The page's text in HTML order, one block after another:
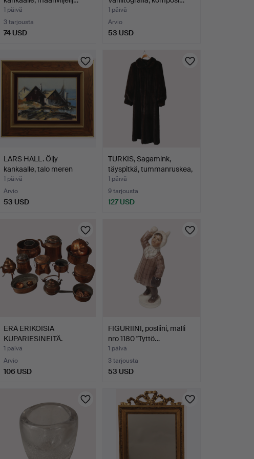
1 päivä
3 tarjousta
74 USD
esine
1 päivä
Arvio
53 USD
LARS HALL. Öljy
kankaalle, talo meren
rann…
1 päivä
Arvio
53 USD
TURKIS, Sagamink,
täyspitkä, tummanruskea,
…
1 päivä
9 tarjousta
127 USD
ERÄ ERIKOISIA
KUPARIESINEITÄ.
1 päivä
Arvio
106 USD
FIGURIINI, posliini, malli
nro 1180 "Tyttö…
1 päivä
3 tarjousta
53 USD